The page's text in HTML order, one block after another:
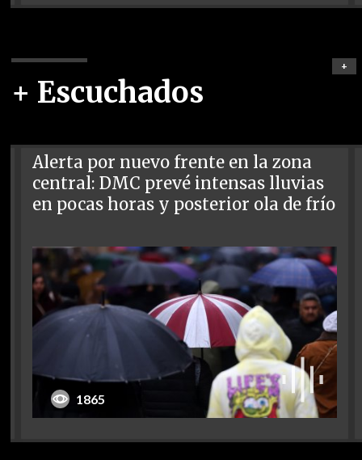
+ Escuchados
+
Alerta por nuevo frente en la zona
central: DMC prevé intensas lluvias
en pocas horas y posterior ola de frío
1865